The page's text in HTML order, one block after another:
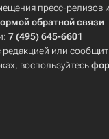
пресс-релизов
обратной связи
7 (495) 645-6601
редакцией или
воспользуйтесь